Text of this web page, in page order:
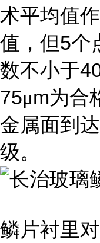
术平均值
值，但5个
数不小于
75μm为合
金属面到
级。
鳞片衬里